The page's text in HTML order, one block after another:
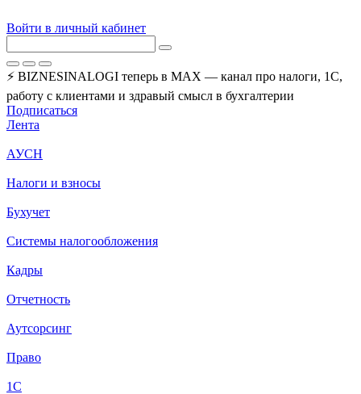
Войти в личный кабинет
⚡ BIZNESINALOGI теперь в MAX — канал про налоги, 1С,
работу с клиентами и здравый смысл в бухгалтерии
Подписаться
Лента
АУСН
Налоги и взносы
Бухучет
Системы налогообложения
Кадры
Отчетность
Аутсорсинг
Право
1С